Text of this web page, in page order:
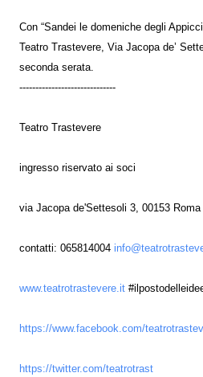
Con “Sandei le domeniche degli
Teatro Trastevere, Via Jacopa de’
seconda serata.
------------------------------
Teatro Trastevere
ingresso riservato ai soci
via Jacopa de'Settesoli 3, 00153 Roma
contatti: 065814004
www.teatrotrastevere.it
https://www.facebook.com/
https://twitter.com/teatrotrast